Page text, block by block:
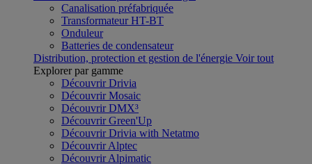
Canalisation préfabriquée
Transformateur HT-BT
Onduleur
Batteries de condensateur
Distribution, protection et gestion de l'énergie Voir tout
Explorer par gamme
Découvrir Drivia
Découvrir Mosaic
Découvrir DMX³
Découvrir Green'Up
Découvrir Drivia with Netatmo
Découvrir Alptec
Découvrir Alpimatic